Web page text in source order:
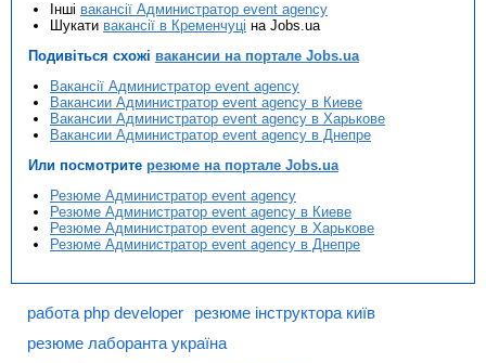
Інші вакансії Администратор event agency
Шукати вакансії в Кременчуці на Jobs.ua
Подивіться схожі вакансии на портале Jobs.ua
Вакансії Администратор event agency
Вакансии Администратор event agency в Киеве
Вакансии Администратор event agency в Харькове
Вакансии Администратор event agency в Днепре
Или посмотрите резюме на портале Jobs.ua
Резюме Администратор event agency
Резюме Администратор event agency в Киеве
Резюме Администратор event agency в Харькове
Резюме Администратор event agency в Днепре
работа php developer
резюме інструктора київ
резюме лаборанта україна